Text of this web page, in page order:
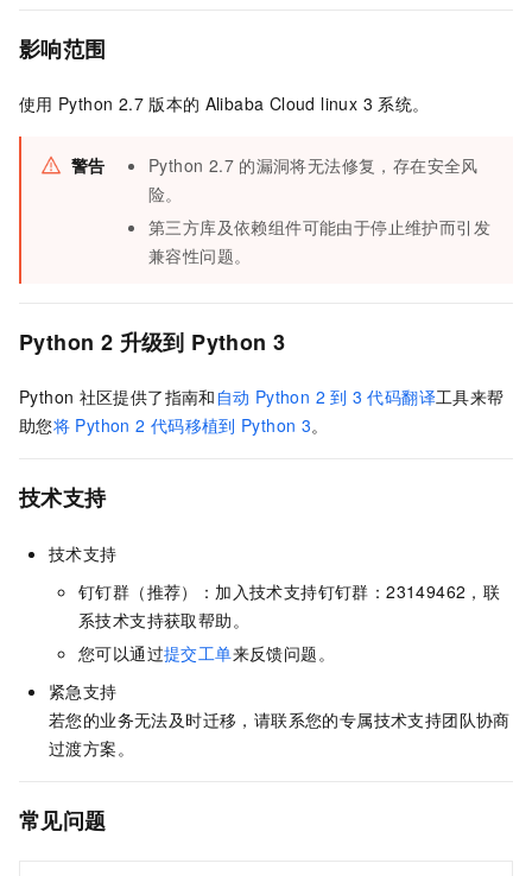
影响范围
使用 Python 2.7 版本的 Alibaba Cloud linux 3 系统。
警告 Python 2.7 的漏洞将无法修复，存在安全风
险。
第三方库及依赖组件可能由于停止维护而引发
兼容性问题。
Python 2 升级到 Python 3
Python 社区提供了指南和 自动 Python 2 到 3 代码翻译工具来帮
助您将 Python 2 代码移植到 Python 3。
技术支持
技术支持
钉钉群（推荐）：加入技术支持钉钉群：23149462，联
系技术支持获取帮助。
您可以通过提交工单来反馈问题。
紧急支持
若您的业务无法及时迁移，请联系您的专属技术支持团队协商
过渡方案。
常见问题